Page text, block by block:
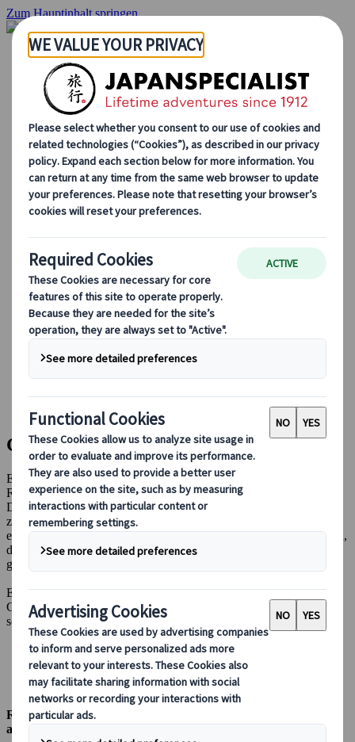
Zum Hauptinhalt springen
Startseite
Rundreisen
Individuelle Reisen
Gruppenreisen
Selbstfahrerreisen
Ausflüge
Massgeschneiderte Gruppenreisen
Japan Rail Pass
Wie wir arbeiten
Über uns
Treffen Sie unser Team
Werden Sie Teil unseres Teams
Saisonale Reisetipps
Highlights des Reiseziels
Kulturelle Einblicke
Kulinarische Erlebnisse
Entdecke Japan mit dem Zug
Häufig gestellte Fragen
Wichtige Informationen
Etikette in Japan
Autofahren in Japan
Bei uns buchen
Japan Rail Pass
Unterkunft
Online-Beratung
Gruppenreisen
Erleben Sie Japans Highlights, ohne sich um die
Reisevorbereitungen kümmern zu müssen – unsere exklusiven
Deluxe-Gruppentouren, sorgfältig von unserem Expertenteam
zusammengestellt, decken alle wichtigen Arrangements ab,
einschliesslich Unterkünften, lokalem Transport und Eintrittspreisen,
damit Sie sich entspannen und Japan in seiner ganzen Fülle
geniessen können.
Entdecken Sie weniger bekannte Orte, faszinierende Kultur und
Geschichte mit erfahrenen Reiseleitern in kleinen Gruppen – und
schaffen Sie Erinnerungen, die ein Leben lang bleiben.
Reiseleitung
auf Deutsch